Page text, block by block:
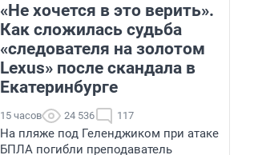
«Не хочется в это верить».
Как сложилась судьба
«следователя на золотом
Lexus» после скандала в
Екатеринбурге
15 часов 24 536 117
На пляже под Геленджиком при атаке
БПЛА погибли преподаватель